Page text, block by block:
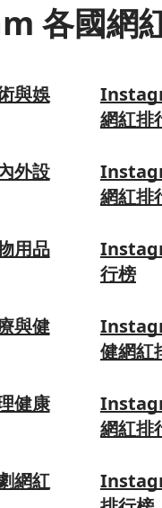
各國網
與娛
網紅排
外設
網紅排
用品
行榜
與健
健網紅
健康
網紅排
網紅